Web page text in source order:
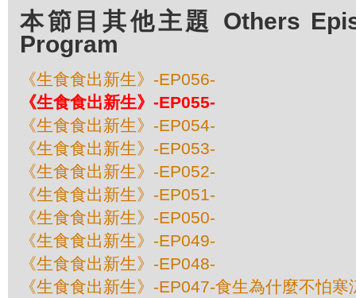
本節目其他主題 Others
Program
《生食食出新生》-EP056-
《生食食出新生》-EP055-
《生食食出新生》-EP054-
《生食食出新生》-EP053-
《生食食出新生》-EP052-
《生食食出新生》-EP051-
《生食食出新生》-EP050-
《生食食出新生》-EP049-
《生食食出新生》-EP048-
《生食食出新生》-EP047-食生為什麼不怕寒